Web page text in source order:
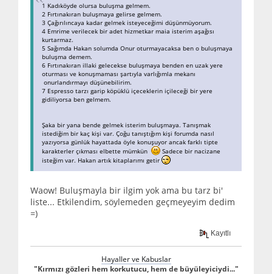
1 Kadıköyde olursa buluşma gelmem.
2 Fırtınakıran buluşmaya gelirse gelmem.
3 Çağırılıncaya kadar gelmek isteyeceğimi düşünmüyorum.
4 Emrime verilecek bir adet hizmetkar maia isterim aşağısı
kurtarmaz.
5 Sağımda Hakan solumda Onur oturmayacaksa ben o buluşmaya
buluşma demem.
6 Fırtınakıran illaki gelecekse buluşmaya benden en uzak yere
oturması ve konuşmaması şartıyla varlığımla mekanı
onurlandırmayı düşünebilirim.
7 Espresso tarzı garip köpüklü içeceklerin içileceği bir yere
gidiliyorsa ben gelmem.
Şaka bir yana bende gelmek isterim buluşmaya. Tanışmak
istediğim bir kaç kişi var. Çoğu tanıştığım kişi forumda nasıl
yazıyorsa günlük hayattada öyle konuşuyor ancak farklı tipte
karakterler çıkması elbette mümkün
Sadece bir nacizane
isteğim var. Hakan artık kitaplarımı getir
Waow! Buluşmayla bir ilgim yok ama bu tarz bi'
liste... Etkilendim, söylemeden geçmeyeyim dedim
=)
Kayıtlı
Hayaller ve Kabuslar
"Kırmızı gözleri hem korkutucu, hem de büyüleyiciydi..."